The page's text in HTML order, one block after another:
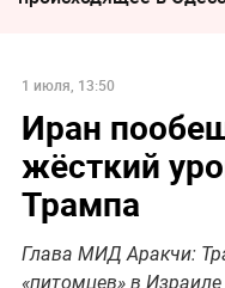
1 июля, 13:50
Иран
жёсткий
Трампа
Глава МИД Аракчи:
«питомцев» в Израиле